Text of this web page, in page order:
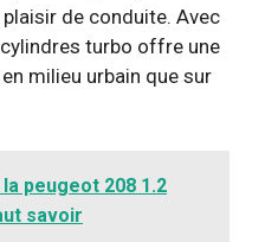
de conduite. Avec
turbo offre une
milieu urbain que sur
peugeot 208 1.2
savoir